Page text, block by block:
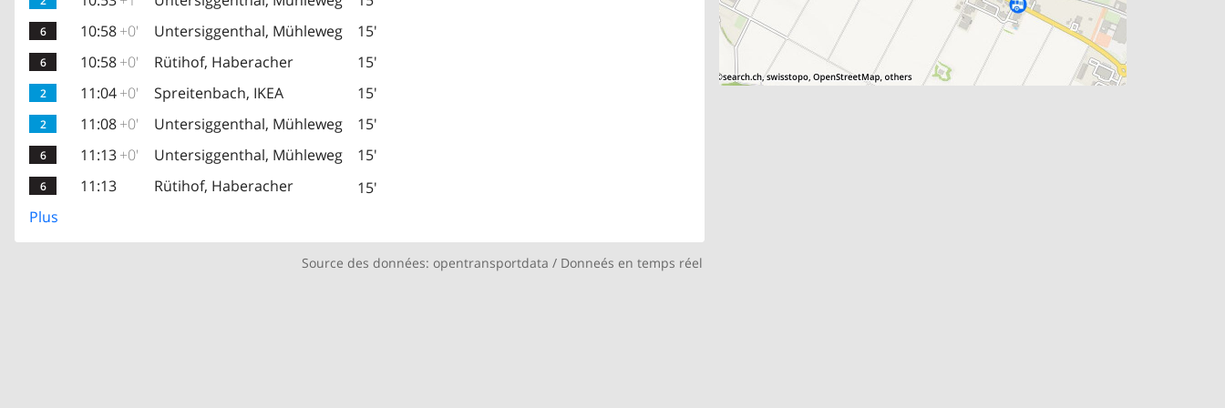
6 10:58+0' Untersiggenthal, Mühleweg 15'
6 10:58+0' Rütihof, Haberacher 15'
2 11:04+0' Spreitenbach, IKEA 15'
2 11:08+0' Untersiggenthal, Mühleweg 15'
6 11:13+0' Untersiggenthal, Mühleweg 15'
6 11:13 Rütihof, Haberacher
15'
Plus
Source des données: opentransportdata / Donneés en temps réel